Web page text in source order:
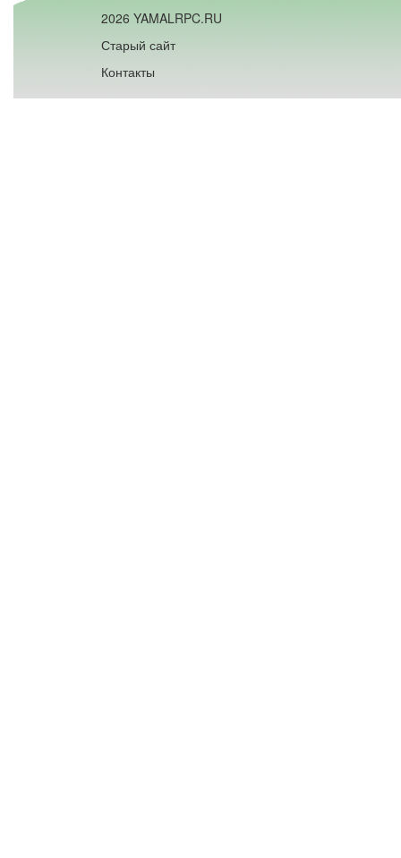
2026 YAMALRPC.RU
Старый сайт
Контакты